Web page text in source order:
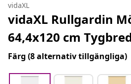
vidaXL
vidaXL Rullgardin
64,4x120 cm
Färg (8 alternativ tillgängliga)